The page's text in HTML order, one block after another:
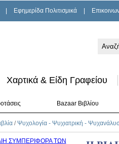
Εφημερίδα Πολιτισμικά
Χαρτικά & Είδη Γραφείου
Bazaar Βιβλίου
/Ψυχολογία - Ψυχιατρική -